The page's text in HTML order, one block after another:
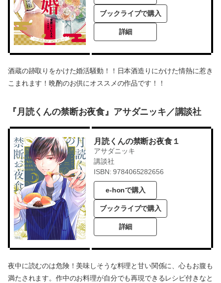
ブックライブで購入
詳細
酒蔵の跡取りをかけた婚活騒動！！日本酒造りにかけた情熱に惹き
こまれます！晩酌のお供にオススメの作品です！！
『月読くんの禁断お夜食』アサダニッキ／講談社
月読くんの禁断お夜食１
アサダニッキ
講談社
ISBN: 9784065282656
e-honで購入
ブックライブで購入
詳細
夜中に読むのは危険！美味しそうな料理と甘い関係に、心もお腹も
満たされます。作中のお料理が自分でも再現できるレシピ付きなと